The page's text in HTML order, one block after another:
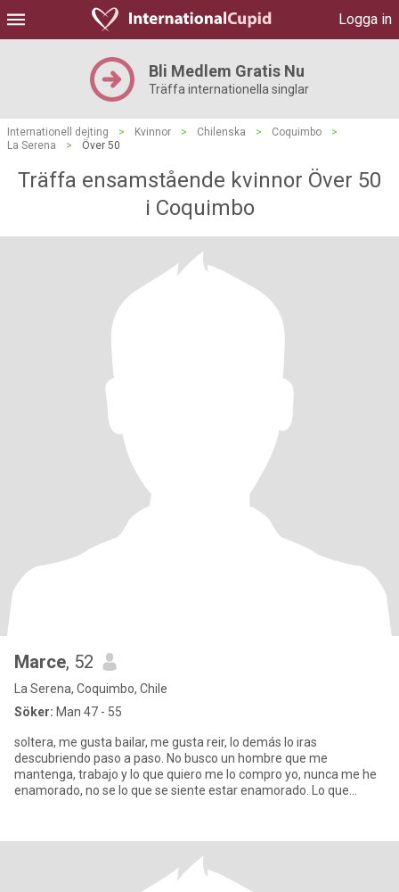
Logga in
Bli Medlem Gratis Nu
Träffa internationella singlar
Internationell dejting > Kvinnor > Chilenska > Coquimbo
>
La Serena
> Över 50
Träffa ensamstående kvinnor Över 50
i Coquimbo
Marce, 52
La Serena, Coquimbo, Chile
Söker: Man 47 - 55
soltera, me gusta bailar, me gusta reir, lo demás lo iras
descubriendo paso a paso. No busco un hombre que me
mantenga, trabajo y lo que quiero me lo compro yo, nunca me he
enamorado, no se lo que se siente estar enamorado. Lo que